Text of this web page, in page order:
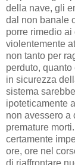
della nave, gli
dal non banale
porre rimedio
violentemente
non tanto per
perduto,
in sicurezza
sistema
ipoteticamente
non avessero a
premature
certamente
ore, ore nel
di riaffrontare